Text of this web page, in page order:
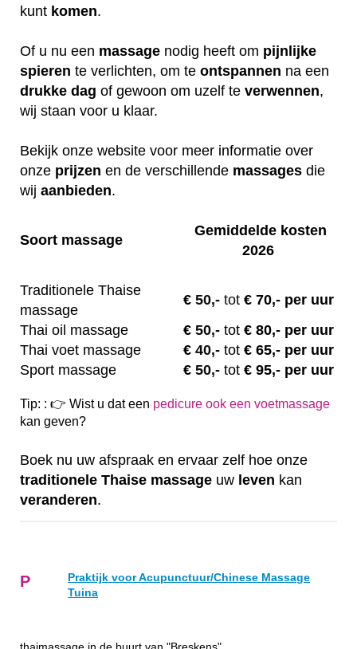
kunt komen.
Of u nu een massage nodig heeft om pijnlijke
spieren te verlichten, om te ontspannen na een
drukke dag of gewoon om uzelf te verwennen,
wij staan voor u klaar.
Bekijk onze website voor meer informatie over
onze prijzen en de verschillende massages die
wij aanbieden.
Soort massage
Gemiddelde kosten
2026
Traditionele Thaise
massage
€ 50,- tot € 70,- per uur
Thai oil massage
€ 50,- tot € 80,- per uur
Thai voet massage
€ 40,- tot € 65,- per uur
Sport massage
€ 50,- tot € 95,- per uur
Tip: : 👉 Wist u dat een pedicure ook een voetmassage
kan geven?
Boek nu uw afspraak en ervaar zelf hoe onze
traditionele Thaise massage uw leven kan
veranderen.
P
Praktijk voor Acupunctuur/Chinese Massage
Tuina